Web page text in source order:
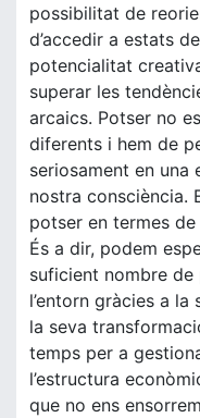
possibilitat de
d’accedir a estats
potencialitat
superar les
arcaics. Potser no
diferents i hem de
seriosament en una
nostra consciència.
potser en termes de
És a dir, podem
suficient nombre de
l’entorn gràcies a la
la seva
temps per a
l’estructura
que no ens